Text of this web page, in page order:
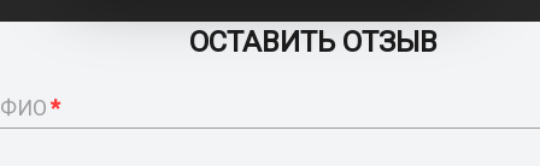
ОСТАВИТЬ ОТЗЫВ
ФИО*